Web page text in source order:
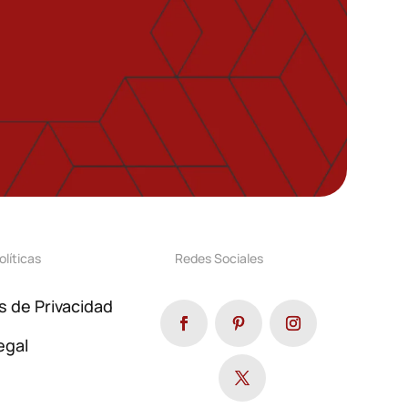
de Privacidad
Redes Sociales